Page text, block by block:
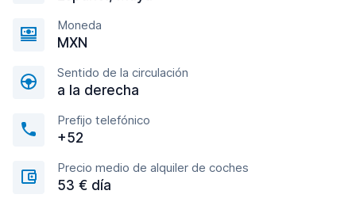
Moneda
MXN
Sentido de la circulación
a la derecha
Prefijo telefónico
+52
Precio medio de alquiler de coches
53 € día